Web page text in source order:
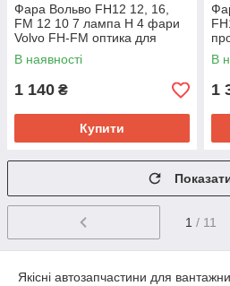
Фара Вольво FH12 12, 16,
FM 12 10 7 лампа H 4 фари
Volvo FH-FM оптика для
вантажівок протитуманні скла
В наявності
1 140 ₴
Купити
В
1
1 / 11
Якісні автозапчастини для